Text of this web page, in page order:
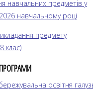
навчальних предметів у
навчальному році
предмету
клас)
освітня